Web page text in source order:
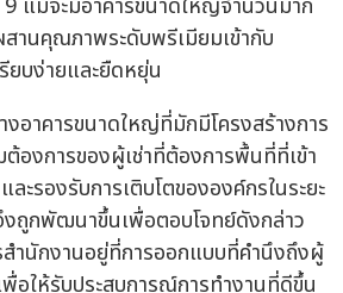
แม้จะมีอาคารขนาดใหญ่จำนวนมาก
านคุณภาพระดับพรีเมียมเข้ากับ
ยบง่ายและยืดหยุ่น
งอาคารขนาดใหญ่ที่มักมีโครงสร้างการ
องการของผู้เช่าที่ต้องการพื้นที่ที่เข้า
ะรองรับการเติบโตขององค์กรในระยะ
ถูกพัฒนาขึ้นเพื่อตอบโจทย์ดังกล่าว
ำนักงานอยู่ที่การออกแบบที่คำนึงถึงผู้
อให้รับประสบการณ์การทำงานที่ดีขึ้น